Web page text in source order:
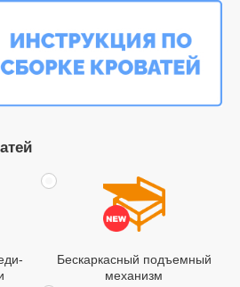
Бескаркасный подъемный
механизм